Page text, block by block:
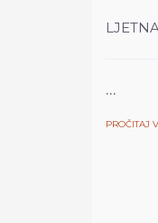
...
PROČITAJ